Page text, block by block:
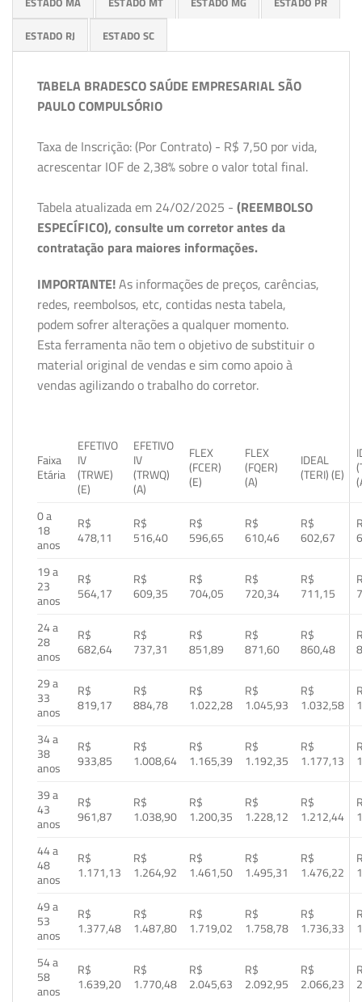
ESTADO RJ ESTADO SC
TABELA BRADESCO SAÚDE EMPRESARIAL SÃO
PAULO COMPULSÓRIO
Taxa de Inscrição: (Por Contrato) - R$ 7,50 por vida,
acrescentar IOF de 2,38% sobre o valor total final.
Tabela atualizada em 24/02/2025 - (REEMBOLSO
ESPECÍFICO), consulte um corretor antes da
contratação para maiores informações.
IMPORTANTE!As informações de preços, carências,
redes, reembolsos, etc, contidas nesta tabela,
podem sofrer alterações a qualquer momento.
Esta ferramenta não tem o objetivo de substituir o
material original de vendas e sim como apoio à
vendas agilizando o trabalho do corretor.
Faixa
Etária
EFETIVO
IV
(TRWE)
(E)
EFETIVO
IV
(TRWQ)
(A)
FLEX
(FCER)
(E)
FLEX
(FQER)
(A)
IDEAL
(TERI) (E)
0 a
18
anos
R$
478,11
R$
516,40
R$
596,65
R$
610,46
R$
602,67
19 a
23
anos
R$
564,17
R$
609,35
R$
704,05
R$
720,34
R$
711,15
24 a
28
anos
R$
682,64
R$
737,31
R$
851,89
R$
871,60
R$
860,48
29 a
33
anos
R$
819,17
R$
884,78
R$
1.022,28
R$
1.045,93
R$
1.032,58
34 a
38
anos
R$
933,85
R$
1.008,64
R$
1.165,39
R$
1.192,35
R$
1.177,13
39 a
43
anos
R$
961,87
R$
1.038,90
R$
1.200,35
R$
1.228,12
R$
1.212,44
44 a
48
anos
R$
1.171,13
R$
1.264,92
R$
1.461,50
R$
1.495,31
R$
1.476,22
49 a
53
anos
R$
1.377,48
R$
1.487,80
R$
1.719,02
R$
1.758,78
R$
1.736,33
54 a
58
anos
R$
1.639,20
R$
1.770,48
R$
2.045,63
R$
2.092,95
R$
2.066,23